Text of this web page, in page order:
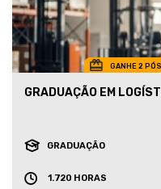
GANHE 2
GRADUAÇÃO EM
GRADUAÇÃO
1.720 HORAS